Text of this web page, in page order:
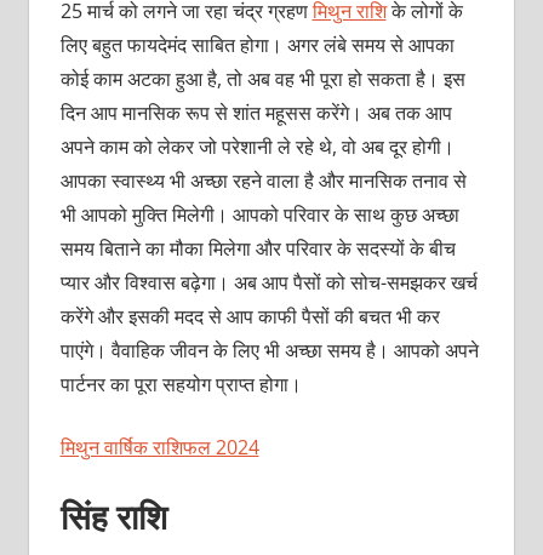
25 मार्च को लगने जा रहा चंद्र ग्रहणमिथुन राशिके लोगों के
लिए बहुत फायदेमंद साबित होगा। अगर लंबे समय से आपका
कोई काम अटका हुआ है, तो अब वह भी पूरा हो सकता है। इस
दिन आप मानसिक रूप से शांत महूसस करेंगे। अब तक आप
अपने काम को लेकर जो परेशानी ले रहे थे, वो अब दूर होगी।
आपका स्‍वास्‍थ्‍य भी अच्‍छा रहने वाला है और मानसिक तनाव से
भी आपको मुक्ति मिलेगी। आपको परिवार के साथ कुछ अच्‍छा
समय बिताने का मौका मिलेगा और परिवार के सदस्‍यों के बीच
प्‍यार और विश्‍वास बढ़ेगा। अब आप पैसों को सोच-समझकर खर्च
करेंगे और इसकी मदद से आप काफी पैसों की बचत भी कर
पाएंगे। वैवाहिक जीवन के लिए भी अच्‍छा समय है। आपको अपने
पार्टनर का पूरा सहयोग प्राप्‍त होगा।
मिथुन वार्षिक राशिफल 2024
सिंह राशि